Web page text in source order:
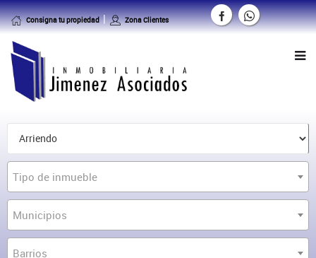
Consigna tu propiedad Zona Clientes
Tipo de inmueble
Municipios
Barrios